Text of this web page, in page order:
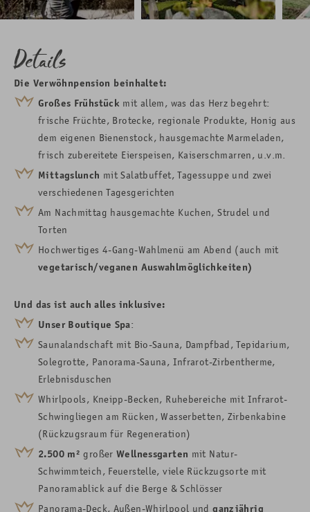
Details
Die Verwöhnpension beinhaltet:
Großes Frühstück mit allem, was das Herz begehrt:
frische Früchte, Brotecke, regionale Produkte, Honig aus
dem eigenen Bienenstock, hausgemachte Marmeladen,
frisch zubereitete Eierspeisen, Kaiserschmarren, u.v.m.
Mittagslunch mit Salatbuffet, Tagessuppe und zwei
verschiedenen Tagesgerichten
Am Nachmittag hausgemachte Kuchen, Strudel und
Torten
Hochwertiges 4-Gang-Wahlmenü am Abend (auch mit
vegetarisch/veganen Auswahlmöglichkeiten)
Und das ist auch alles inklusive:
Unser Boutique Spa:
Saunalandschaft mit Bio-Sauna, Dampfbad, Tepidarium,
Solegrotte, Panorama-Sauna, Infrarot-Zirbentherme,
Erlebnisduschen
Whirlpools, Kneipp-Becken, Ruhebereiche mit Infrarot-
Schwingliegen am Rücken, Wasserbetten, Zirbenkabine
(Rückzugsraum für Regeneration)
2.500m² großer Wellnessgarten mit Natur-
Schwimmteich, Feuerstelle, viele Rückzugsorte mit
Panoramablick auf die Berge & Schlösser
Panorama-Deck, Außen-Whirlpool und ganzjährig